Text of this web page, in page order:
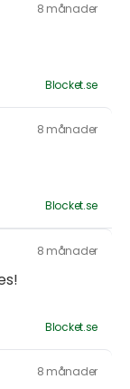
8 månader
Blocket.se
8 månader
Blocket.se
8 månader
Blocket.se
8 månader